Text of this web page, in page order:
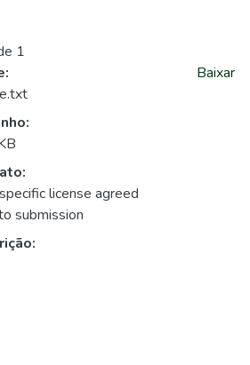
1
license agreed
submission
Baixar